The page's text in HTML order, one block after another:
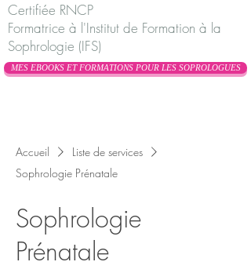
Certifiée RNCP
Formatrice à l'Institut de Formation à la
Sophrologie (IFS)
MES EBOOKS ET FORMATIONS POUR LES SOPROLOGUES
Accueil
Liste de services
Sophrologie Prénatale
Sophrologie
Prénatale